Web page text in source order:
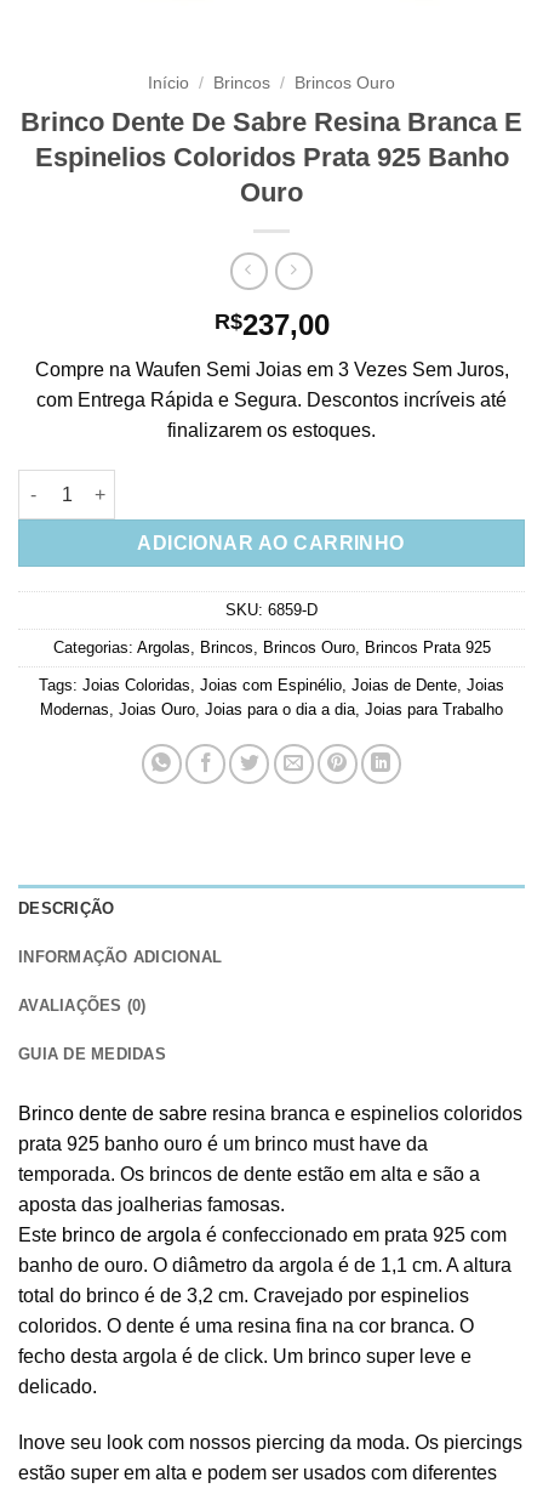
Início / Brincos / Brincos Ouro
Brinco Dente De Sabre Resina Branca E
Espinelios Coloridos Prata 925 Banho
Ouro
R$237,00
Compre na Waufen Semi Joias em 3 Vezes Sem Juros,
com Entrega Rápida e Segura. Descontos incríveis até
finalizarem os estoques.
Brinco Dente De Sabre Resina Branca E Espinelios Coloridos
ADICIONAR AO CARRINHO
SKU: 6859-D
Categorias: Argolas, Brincos, Brincos Ouro, Brincos Prata 925
Tags: Joias Coloridas, Joias com Espinélio, Joias de Dente, Joias
Modernas, Joias Ouro, Joias para o dia a dia, Joias para Trabalho
DESCRIÇÃO
INFORMAÇÃO ADICIONAL
AVALIAÇÕES (0)
GUIA DE MEDIDAS
Brinco dente de sabre resina branca e espinelios coloridos
prata 925 banho ouro é um brinco must have da
temporada. Os brincos de dente estão em alta e são a
aposta das joalherias famosas.
Este brinco de argola é confeccionado em prata 925 com
banho de ouro. O diâmetro da argola é de 1,1 cm. A altura
total do brinco é de 3,2 cm. Cravejado por espinelios
coloridos. O dente é uma resina fina na cor branca. O
fecho desta argola é de click. Um brinco super leve e
delicado.
Inove seu look com nossos piercing da moda. Os piercings
estão super em alta e podem ser usados com diferentes